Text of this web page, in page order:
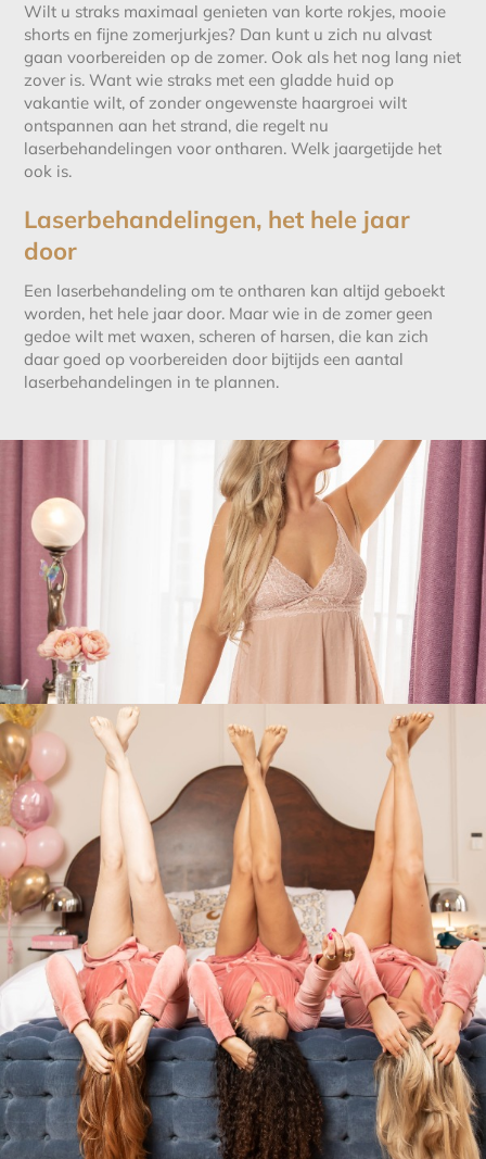
Wilt u straks maximaal genieten van korte rokjes, mooie
shorts en fijne zomerjurkjes? Dan kunt u zich nu alvast
gaan voorbereiden op de zomer. Ook als het nog lang niet
zover is. Want wie straks met een gladde huid op
vakantie wilt, of zonder ongewenste haargroei wilt
ontspannen aan het strand, die regelt nu
laserbehandelingen voor ontharen. Welk jaargetijde het
ook is.
Laserbehandelingen, het hele jaar
door
Een laserbehandeling om te ontharen kan altijd geboekt
worden, het hele jaar door. Maar wie in de zomer geen
gedoe wilt met waxen, scheren of harsen, die kan zich
daar goed op voorbereiden door bijtijds een aantal
laserbehandelingen in te plannen.